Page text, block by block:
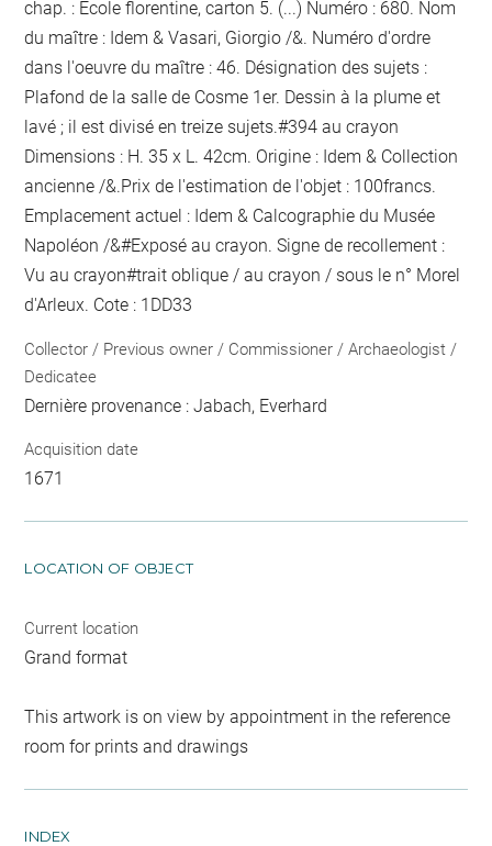
chap. : Ecole florentine, carton 5. (...) Numéro : 680. Nom
du maître : Idem & Vasari, Giorgio /&. Numéro d'ordre
dans l'oeuvre du maître : 46. Désignation des sujets :
Plafond de la salle de Cosme 1er. Dessin à la plume et
lavé ; il est divisé en treize sujets.#394 au crayon
Dimensions : H. 35 x L. 42cm. Origine : Idem & Collection
ancienne /&.Prix de l'estimation de l'objet : 100francs.
Emplacement actuel : Idem & Calcographie du Musée
Napoléon /&#Exposé au crayon. Signe de recollement :
Vu au crayon#trait oblique / au crayon / sous le n° Morel
d'Arleux. Cote : 1DD33
Collector / Previous owner / Commissioner / Archaeologist /
Dedicatee
Dernière provenance : Jabach, Everhard
Acquisition date
1671
LOCATION OF OBJECT
Current location
Grand format
This artwork is on view by appointment in the reference
room for prints and drawings
INDEX